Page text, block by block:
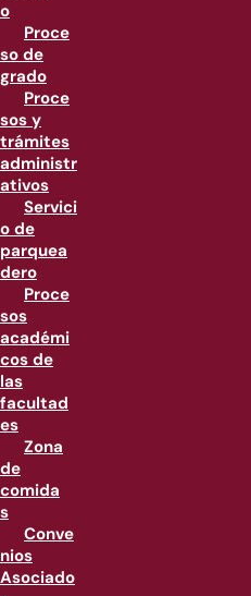
o
Proce
so de
grado
Proce
sos y
trámites
administr
ativos
Servici
o de
parquea
dero
Proce
sos
académi
cos de
las
facultad
es
Zona
de
comida
s
Conve
nios
Asociado